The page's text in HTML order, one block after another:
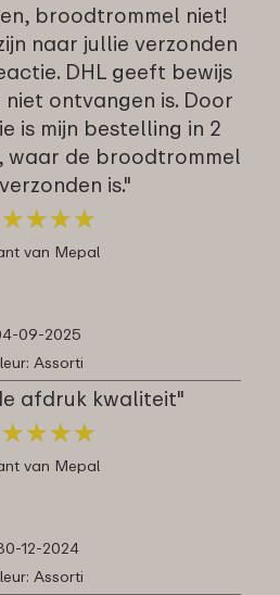
broodtrommel niet!
naar jullie verzonden
DHL geeft bewijs
ontvangen is. Door
is mijn bestelling in 2
waar de broodtrommel
is."
★★★★
★★★★
van Mepal
09-2025
Assorti
afdruk kwaliteit"
★★★★
★★★★
van Mepal
12-2024
Assorti